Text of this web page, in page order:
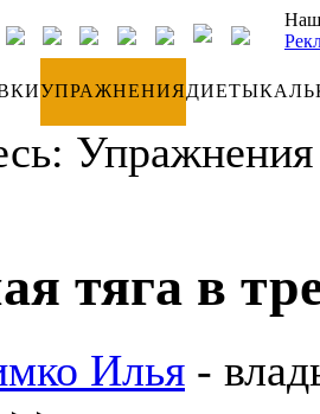
УПРАЖНЕНИЯДИЕТЫ
Упражнения
тяга в
Илья -